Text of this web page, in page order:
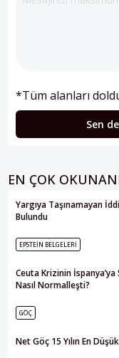
*Tüm alanları
Sen
EN ÇOK
Yargıya Taşınamayan
Bulundu
EPSTEIN BELGELERI
Ceuta Krizinin İspanya’ya
Nasıl Normalleşti?
GÖÇ
Net Göç 15 Yılın En